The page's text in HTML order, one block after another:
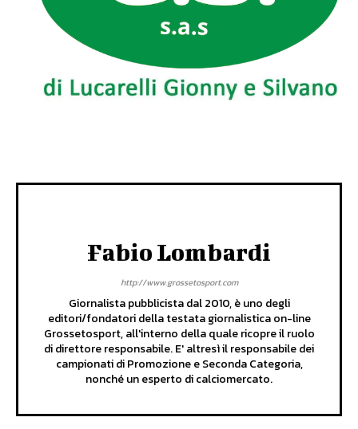
Fabio Lombardi
http://www.grossetosport.com
Giornalista pubblicista dal 2010, è uno degli
editori/fondatori della testata giornalistica on-line
Grossetosport, all'interno della quale ricopre il ruolo
di direttore responsabile. E' altresì il responsabile dei
campionati di Promozione e Seconda Categoria,
nonché un esperto di calciomercato.